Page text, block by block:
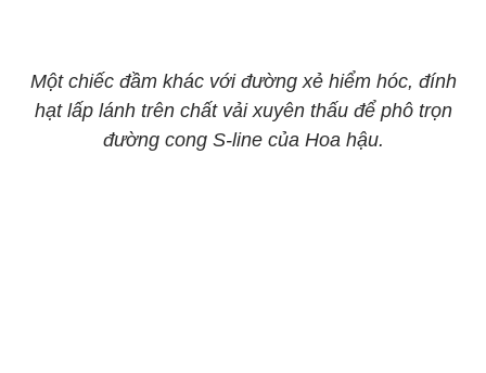
Một chiếc đầm khác với đường xẻ hiểm hóc, đính
hạt lấp lánh trên chất vải xuyên thấu để phô trọn
đường cong S-line của Hoa hậu.